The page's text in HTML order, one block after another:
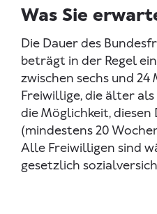
Was Sie
Die Dauer des
beträgt in der Regel
zwischen sechs und
Freiwillige, die älter
die Möglichkeit, diesen
(mindestens 20
Alle Freiwilligen sind
gesetzlich